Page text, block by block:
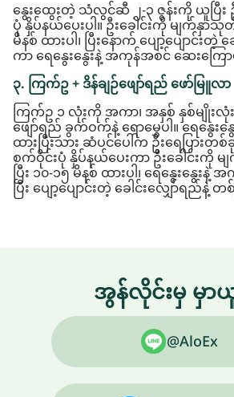
နွေးထွေးတဲ့ သံလွင်ဆီ ၂-၃ ဇွန်းကို ယူပြီး
ပုံ နှိပ်နယ်ပေးပါ။ ဦးခေါင်းကို မျက်နှာသု
မိနစ် ထားပါ၊ ပြီးနောက် ပျော့ပျောင်းတဲ့
ကာ ရေနွေးနွေးနဲ့ အကုန်အစင် ဆေးကြော
၃. ကြက်ဥ + ဒိန်ချဉ်ဖျော်ရည် ဖော်မြူလာ
ကြက်ဥ ၁ လုံးကို အကာ၊ အနှစ် နှစ်မျိုးလုံး
ဖျော်ရည် ခွက်ဝက်နဲ့ ရောမွှေပါ။ ရေနွေး
ထားပြီးသား ဆံပင်ပေါ်က ဦးရေပြားတ
စက်ဝိုင်းပုံ နှိပ်နယ်ပေးကာ ဦးခေါင်းကို
ပြီး ၁၀-၁၅ မိနစ် ထားပါ၊ ရေနွေးနွေး
ပြီး ပျော့ပျောင်းတဲ့ ခေါင်းလျှော်ရည်နဲ့
အွန်လိုင်းမှ မှာ
@AloEx